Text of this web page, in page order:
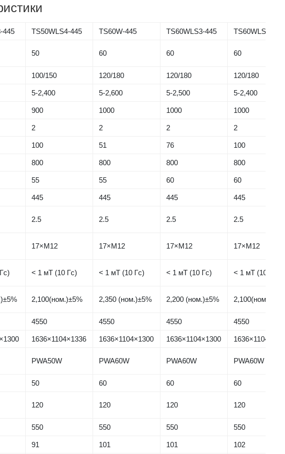
445 TS50WLS4-445 TS60W-445 TS60WLS3-445 TS60WLS4-445
50 60 60 60
100/150 120/180 120/180 120/180
5-2,400 5-2,600 5-2,500 5-2,400
900 1000 1000 1000
2 2 2 2
100 51 76 100
800 800 800 800
55 55 60 60
445 445 445 445
2.5 2.5 2.5 2.5
17×M12 17×M12 17×M12 17×M12
< 1 мТ (10 Гс) < 1 мТ (10 Гс) < 1 мТ (10 Гс) < 1 мТ (10 Гс)
2,100(ном.)±5% 2,350 (ном.)±5% 2,200 (ном.)±5% 2,100(ном.)±5%
4550 4550 4550 4550
1636×1104×1336 1636×1104×1300 1636×1104×1300
PWA50W PWA60W PWA60W PWA60W
50 60 60 60
120 120 120 120
550 550 550 550
91 101 101 102